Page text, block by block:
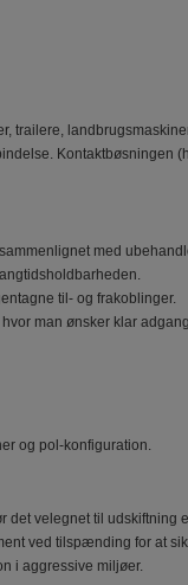
trailere,
Kontaktbøsningen
med
til- og frakoblinger.
man ønsker klar
og pol-konfiguration.
det velegnet til udskiftning
ved tilspænding for at
i aggressive miljøer.